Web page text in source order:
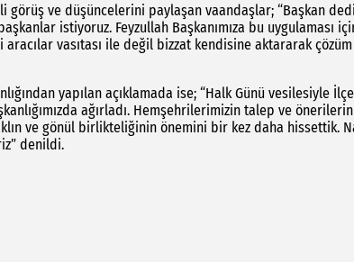
görüş ve düşüncelerini paylaşan vaandaşlar; “Başkan
istiyoruz. Feyzullah Başkanımıza bu uygulaması
vasıtası ile değil bizzat kendisine aktararak çözüm
yapılan açıklamada ise; “Halk Günü vesilesiyle İlçe
ağırladı. Hemşehrilerimizin talep ve
ve gönül birlikteliğinin önemini bir kez daha hissettik.
denildi.